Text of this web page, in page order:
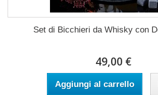
Set di Bicchieri da Whisky con
49,00 €
Aggiungi al carrello